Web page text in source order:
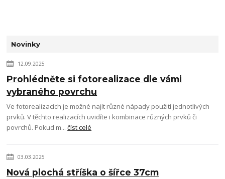
Novinky
12.09.2025
Prohlédněte si fotorealizace dle vámi
vybraného povrchu
Ve fotorealizacích je možné najít různé nápady použití jednotlivých
prvků. V těchto realizacích uvidíte i kombinace různých prvků či
povrchů. Pokud m...číst celé
03.03.2025
Nová plochá stříška o šířce 37cm